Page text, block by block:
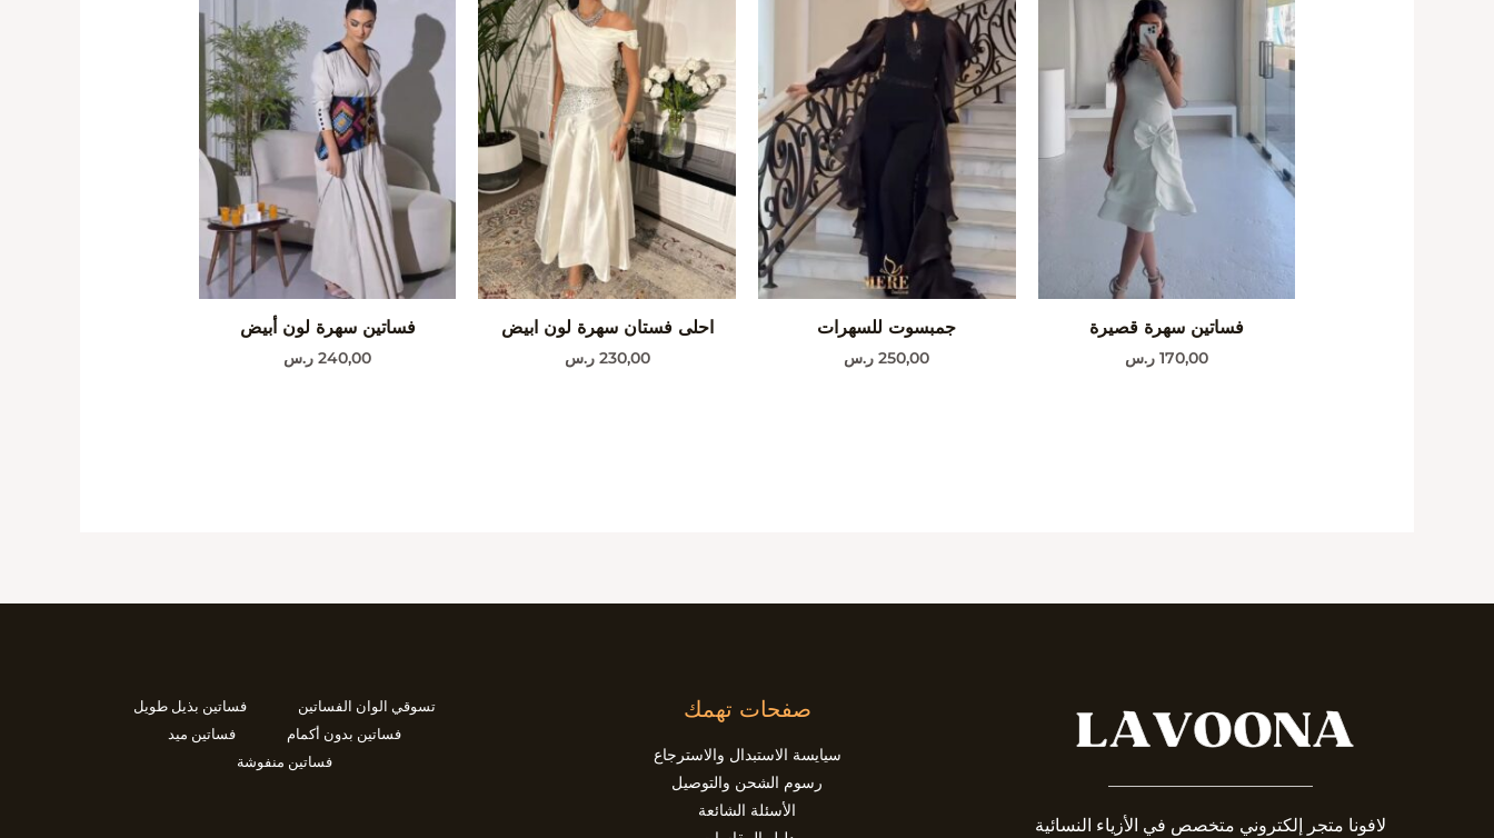
فساتين سهرة قصيرة
170,00 ر.س
جمبسوت للسهرات
250,00 ر.س
احلى فستان سهرة لون ابيض
230,00 ر.س
فساتين سهرة لون أبيض
240,00 ر.س
لافونا متجر إلكتروني متخصص في الأزياء النسائية
صفحات تهمك
سيايسة الاستبدال والاسترجاع
رسوم الشحن والتوصيل
الأسئلة الشائعة
تسوقي الوان الفساتين
فساتين بذيل طويل
فساتين بدون أكمام
فساتين ميد
فساتين منفوشة